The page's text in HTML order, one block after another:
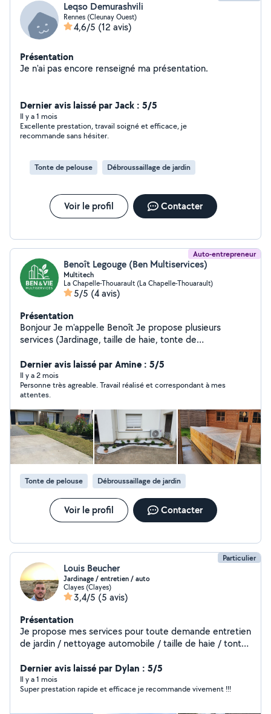
Leqso Demurashvili
Rennes (Cleunay Ouest)
4,6/5 (12 avis)
Présentation
Je n'ai pas encore renseigné ma présentation.
Dernier avis laissé par Jack : 5/5
Il y a 1 mois
Excellente prestation, travail soigné et efficace, je
recommande sans hésiter.
Tonte de pelouse Débroussaillage de jardin
Voir le profil Contacter
Auto-entrepreneur
Benoît Legouge (Ben Multiservices)
Multitech
La Chapelle-Thouarault (La Chapelle-Thouarault)
5/5 (4 avis)
Présentation
Bonjour Je m'appelle Benoît Je propose plusieurs
services (Jardinage, taille de haie, tonte de
Dernier avis laissé par Amine : 5/5
Il y a 2 mois
Personne très agreable. Travail réalisé et correspondant à mes
attentes.
Tonte de pelouse Débroussaillage de jardin
Voir le profil Contacter
Particulier
Louis Beucher
Jardinage / entretien / auto
Clayes (Clayes)
3,4/5 (5 avis)
Présentation
Je propose mes services pour toute demande entretien
de jardin / nettoyage automobile / taille de haie / tonte
Dernier avis laissé par Dylan : 5/5
Il y a 1 mois
Super prestation rapide et efficace je recommande vivement !!!